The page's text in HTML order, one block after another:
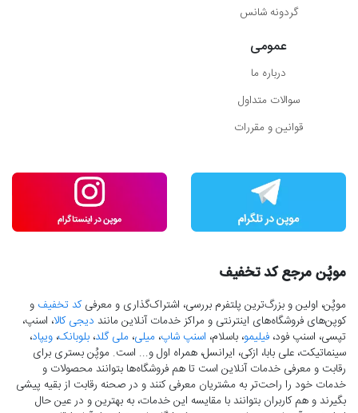
گردونه شانس
عمومی
درباره ما
سوالات متداول
قوانین و مقررات
موپُن مرجع کد تخفیف
موپُن، اولین و بزرگ‌ترین پلتفرم بررسی، اشتراک‌گذاری و معرفیکد تخفیف و
کوپن‌های فروشگاه‌های اینترنتی و مراکز خدمات آنلاین مانند دیجی کالا، اسنپ،
تپسی، اسنپ فود، فیلیمو، باسلام، اسنپ شاپ، میلی، ملی گلد، بلوبانک، ویپاد،
سینماتیکت، علی بابا، ازکی، ایرانسل، همراه اول و... است. موپُن بستری برای
رقابت و معرفی خدمات آنلاین است تا هم فروشگاه‌ها بتوانند محصولات و
خدمات خود را راحت‌تر به مشتریان معرفی کنند و در صحنه رقابت از بقیه پیشی
بگیرند و هم کاربران بتوانند با مقایسه این خدمات، به بهترین و در عین حال